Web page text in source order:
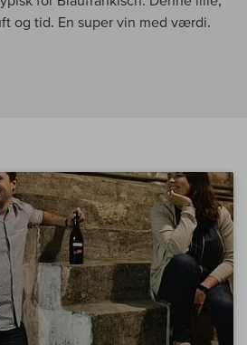
og tid. En super vin med værdi.